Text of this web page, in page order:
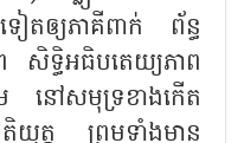
ៀតឲ្យភាគីពាក់ ព័ន្ធ
សិទ្ធិអធិបតេយ្យភាព
នៅសមុទ្រខាងកើត
តិយុត្ត ព្រមទាំងមាន